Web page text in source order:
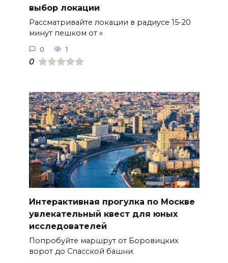
выбор локации
Рассматривайте локации в радиусе 15-20
минут пешком от «
0 1
0
Интерактивная прогулка по Москве
увлекательный квест для юных
исследователей
Попробуйте маршрут от Боровицких
ворот до Спасской башни.